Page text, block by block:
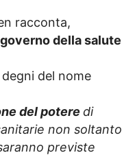
racconta,
governo della salute
del nome
del potere di
non soltanto
previste